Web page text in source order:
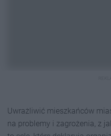
Uwrażliwić mieszkańców
na problemy i zagrożenia, z